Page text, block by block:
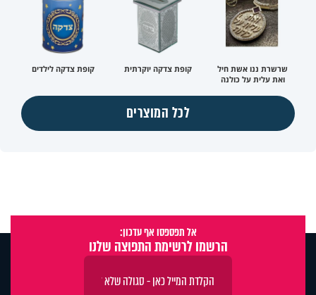
שרשרת ננו אשת חיל
ואת עלית על כולנה
קופת צדקה יוקרתית קופת צדקה לילדים
לכל המוצרים
אל תפספסו אף עדכון:
הרשמו לרשימת התפוצה שלנו